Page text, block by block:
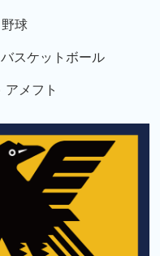
野球
バスケットボール
アメフト